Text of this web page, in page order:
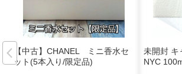
【中古】CHANEL ミニ香水セ
ット(5本入り/限定品)
未開封 キ
NYC